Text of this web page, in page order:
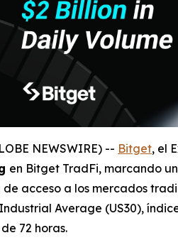
NEWSWIRE) -- Bitget, el
en Bitget TradFi, marcando
acceso a los mercados
Average (US30),
72 horas.